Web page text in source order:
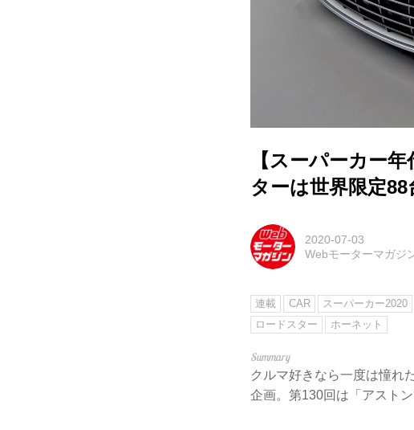
【スーパーカー
ターは世界限定
2020-07-03
Webモーターマガジ
連載 CAR スーパーカー2020
ロードスター
ホーネット
クルマ好きなら一度は憧れ
企画。第130回は「アスト